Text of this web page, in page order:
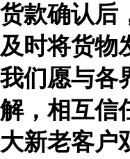
货款确认后
及时将货物
我们愿与各
解，相互信
大新老客户